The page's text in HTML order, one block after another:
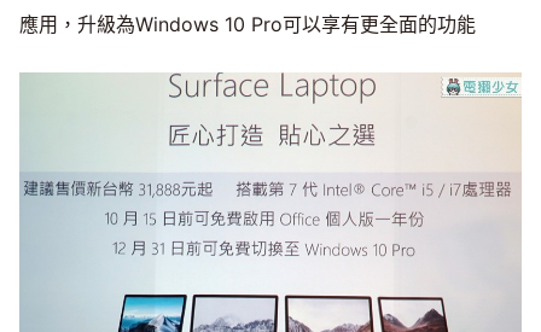
應用，升級為Windows 10 Pro可以享有更全面的功能